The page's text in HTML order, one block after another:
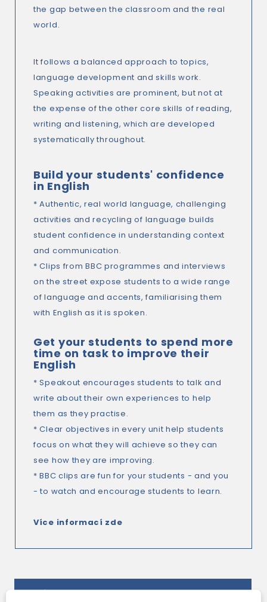
the gap between the classroom and the real
world.
It follows a balanced approach to topics,
language development and skills work.
Speaking activities are prominent, but not at
the expense of the other core skills of reading,
writing and listening, which are developed
systematically throughout.
Build your students' confidence
in English
* Authentic, real world language, challenging
activities and recycling of language builds
student confidence in understanding context
and communication.
* Clips from BBC programmes and interviews
on the street expose students to a wide range
of language and accents, familiarising them
with English as it is spoken.
Get your students to spend more
time on task to improve their
English
* Speakout encourages students to talk and
write about their own experiences to help
them as they practise.
* Clear objectives in every unit help students
focus on what they will achieve so they can
see how they are improving.
* BBC clips are fun for your students - and you
- to watch and encourage students to learn.
Více informací zde